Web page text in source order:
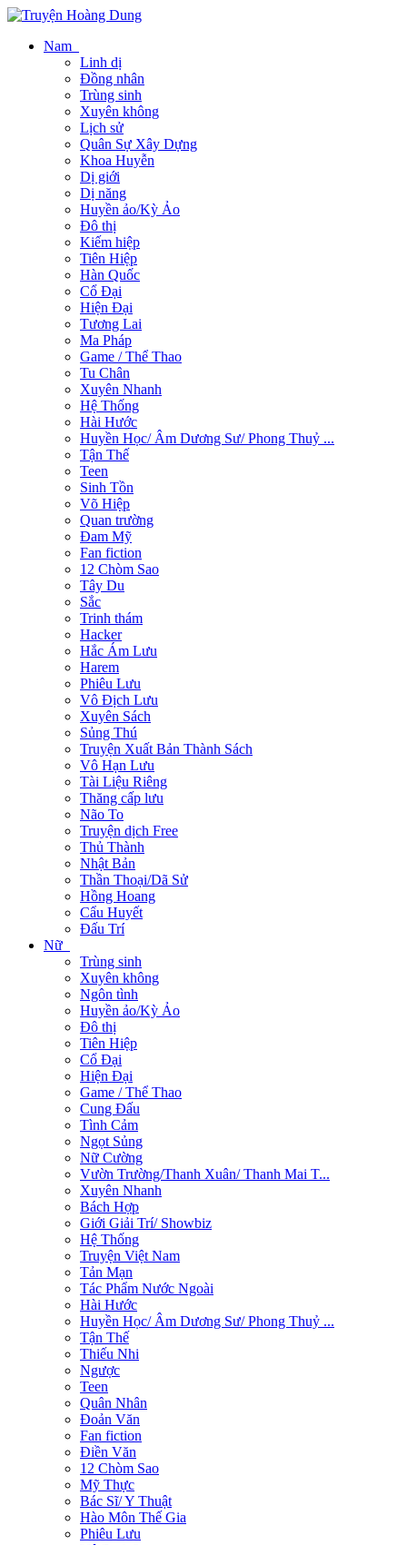
Nam
Linh dị
Đồng nhân
Trùng sinh
Xuyên không
Lịch sử
Quân Sự Xây Dựng
Khoa Huyễn
Dị giới
Dị năng
Huyền ảo/Kỳ Ảo
Đô thị
Kiếm hiệp
Tiên Hiệp
Hàn Quốc
Cổ Đại
Hiện Đại
Tương Lai
Ma Pháp
Game / Thể Thao
Tu Chân
Xuyên Nhanh
Hệ Thống
Hài Hước
Huyền Học/ Âm Dương Sư/ Phong Thuỷ ...
Tận Thế
Teen
Sinh Tồn
Võ Hiệp
Quan trường
Đam Mỹ
Fan fiction
12 Chòm Sao
Tây Du
Sắc
Trinh thám
Hacker
Hắc Ám Lưu
Harem
Phiêu Lưu
Vô Địch Lưu
Xuyên Sách
Sủng Thú
Truyện Xuất Bản Thành Sách
Vô Hạn Lưu
Tài Liệu Riêng
Thăng cấp lưu
Não To
Truyện dịch Free
Thủ Thành
Nhật Bản
Thần Thoại/Dã Sử
Hồng Hoang
Cẩu Huyết
Đấu Trí
Nữ
Trùng sinh
Xuyên không
Ngôn tình
Huyền ảo/Kỳ Ảo
Đô thị
Tiên Hiệp
Cổ Đại
Hiện Đại
Game / Thể Thao
Cung Đấu
Tình Cảm
Ngọt Sủng
Nữ Cường
Vườn Trường/Thanh Xuân/ Thanh Mai T...
Xuyên Nhanh
Bách Hợp
Giới Giải Trí/ Showbiz
Hệ Thống
Truyện Việt Nam
Tản Mạn
Tác Phẩm Nước Ngoài
Hài Hước
Huyền Học/ Âm Dương Sư/ Phong Thuỷ ...
Tận Thế
Thiếu Nhi
Ngược
Teen
Quân Nhân
Đoản Văn
Fan fiction
Điền Văn
12 Chòm Sao
Mỹ Thực
Bác Sĩ/ Y Thuật
Hào Môn Thế Gia
Phiêu Lưu